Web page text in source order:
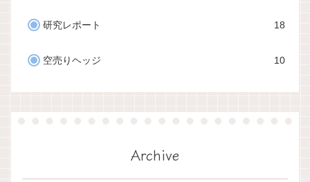
研究レポート 18
空売りヘッジ 10
Archive